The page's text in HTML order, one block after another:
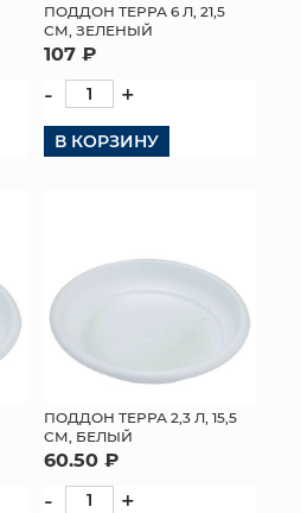
ПОДДОН ТЕРРА 6 Л, 21,5
СМ, ЗЕЛЕНЫЙ
107 ₽
- +
В КОРЗИНУ
ПОДДОН ТЕРРА 2,3 Л, 15,5
СМ, БЕЛЫЙ
60.50 ₽
- +